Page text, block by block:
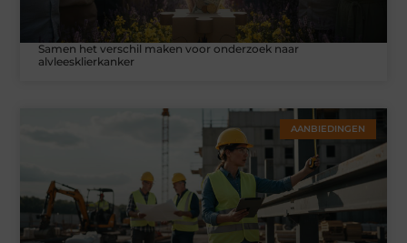
Samen het verschil maken voor onderzoek naar
alvleesklierkanker
AANBIEDINGEN